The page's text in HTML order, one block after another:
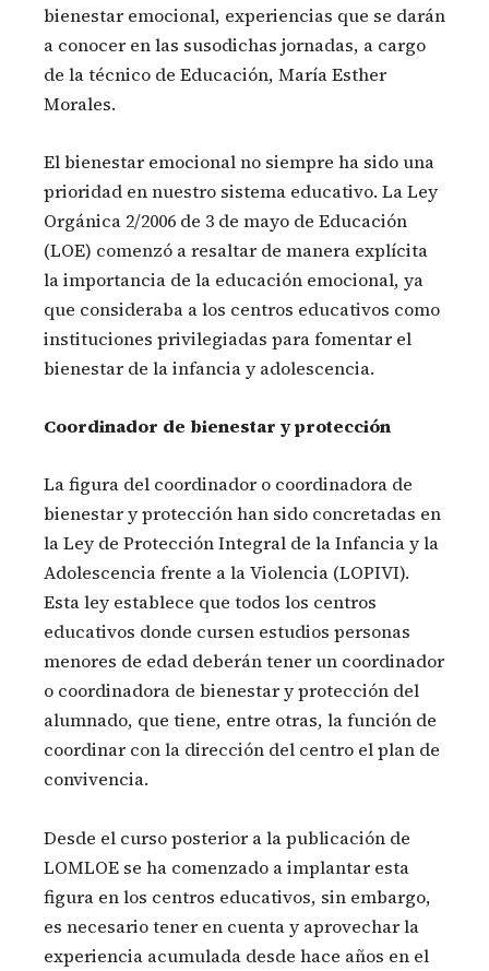
bienestar emocional, experiencias que se darán
a conocer en las susodichas jornadas, a cargo
de la técnico de Educación, María Esther
Morales.
El bienestar emocional no siempre ha sido una
prioridad en nuestro sistema educativo. La Ley
Orgánica 2/2006 de 3 de mayo de Educación
(LOE) comenzó a resaltar de manera explícita
la importancia de la educación emocional, ya
que consideraba a los centros educativos como
instituciones privilegiadas para fomentar el
bienestar de la infancia y adolescencia.
Coordinador de bienestar y protección
La figura del coordinador o coordinadora de
bienestar y protección han sido concretadas en
la Ley de Protección Integral de la Infancia y la
Adolescencia frente a la Violencia (LOPIVI).
Esta ley establece que todos los centros
educativos donde cursen estudios personas
menores de edad deberán tener un coordinador
o coordinadora de bienestar y protección del
alumnado, que tiene, entre otras, la función de
coordinar con la dirección del centro el plan de
convivencia.
Desde el curso posterior a la publicación de
LOMLOE se ha comenzado a implantar esta
figura en los centros educativos, sin embargo,
es necesario tener en cuenta y aprovechar la
experiencia acumulada desde hace años en el